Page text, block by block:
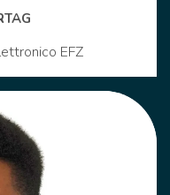
EFZ